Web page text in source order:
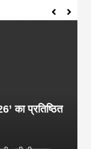
का प्रतिष्ठित